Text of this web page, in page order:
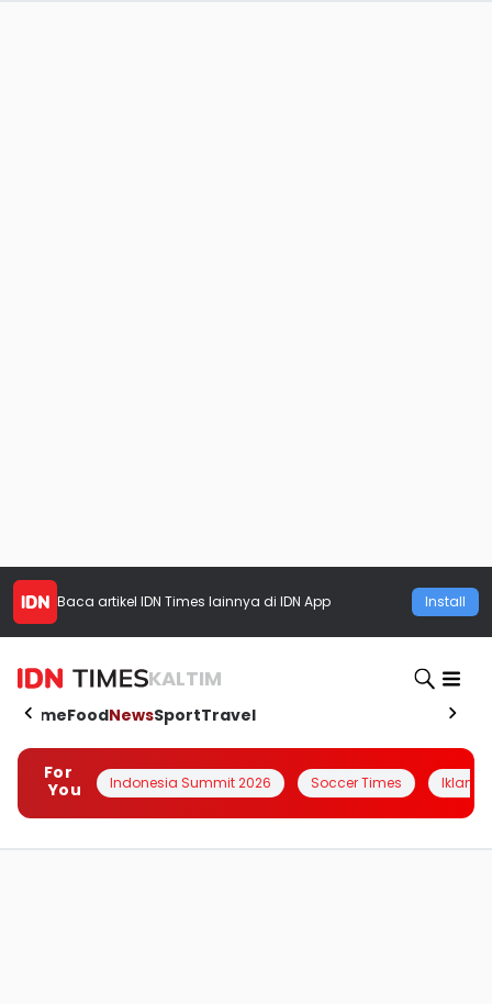
Baca artikel IDN Times lainnya di IDN App Install
KALTIM
HomeFoodNewsSportTravel
For
You
Indonesia Summit 2026 Soccer Times Iklanin